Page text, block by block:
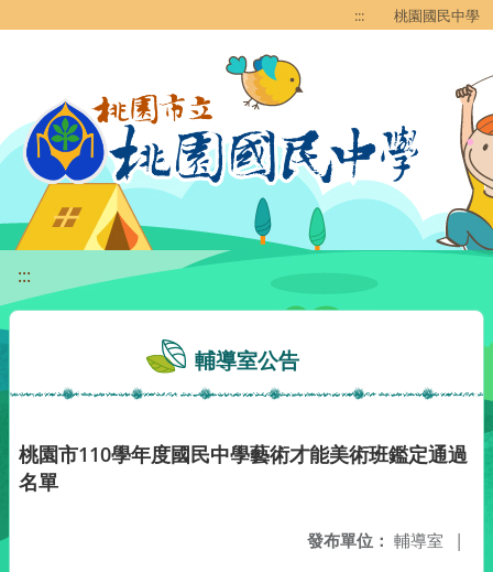
::: 桃園國民中學
:::
輔導室公告
桃園市110學年度國民中學藝術才能美術班鑑定通過
名單
發布單位： 輔導室 |